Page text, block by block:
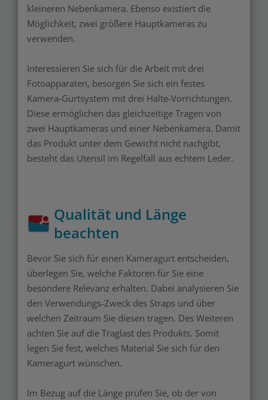
kleineren Nebenkamera. Ebenso existiert die
Möglichkeit, zwei größere Hauptkameras zu
verwenden.
Interessieren Sie sich für die Arbeit mit drei
Fotoapparaten, besorgen Sie sich ein festes
Kamera-Gurtsystem mit drei Halte-Vorrichtungen.
Diese ermöglichen das gleichzeitige Tragen von
zwei Hauptkameras und einer Nebenkamera. Damit
das Produkt unter dem Gewicht nicht nachgibt,
besteht das Utensil im Regelfall aus echtem Leder.
Qualität und Länge
beachten
Bevor Sie sich für einen Kameragurt entscheiden,
überlegen Sie, welche Faktoren für Sie eine
besondere Relevanz erhalten. Dabei analysieren Sie
den Verwendungs-Zweck des Straps und über
welchen Zeitraum Sie diesen tragen. Des Weiteren
achten Sie auf die Traglast des Produkts. Somit
legen Sie fest, welches Material Sie sich für den
Kameragurt wünschen.
Im Bezug auf die Länge prüfen Sie, ob der von